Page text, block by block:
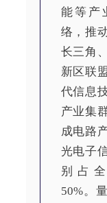
能等产
络，推
长三角
新区联
代信息
产业集
成电路
光电子
别占
50%。